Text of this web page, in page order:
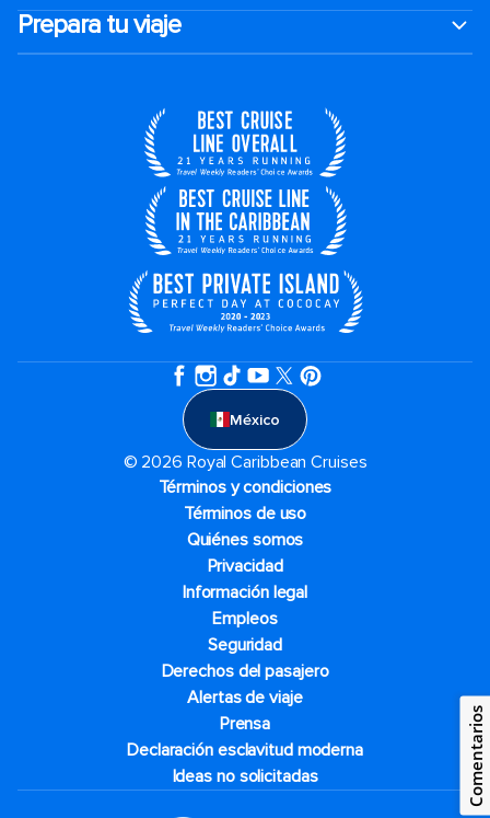
Prepara tu viaje
México
© 2026 Royal Caribbean Cruises
Términos y condiciones
Términos de uso
Quiénes somos
Privacidad
Información legal
Empleos
Seguridad
Derechos del pasajero
Alertas de viaje
Prensa
Declaración esclavitud moderna
Ideas no solicitadas
Comentarios